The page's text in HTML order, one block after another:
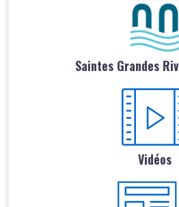
Saintes Grandes
Vidéos